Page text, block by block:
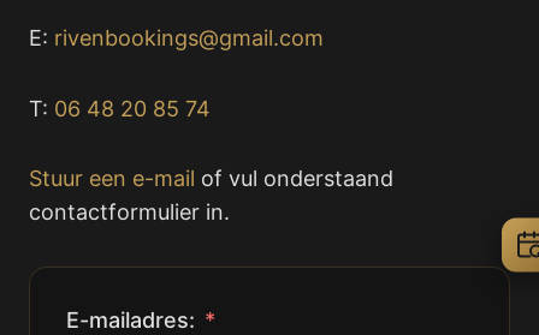
E: rivenbookings@gmail.com
T: 06 48 20 85 74
Stuur een e-mail of vul onderstaand
contactformulier in.
E-mailadres: